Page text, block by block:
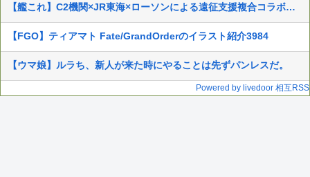
【艦これ】C2機関×JR東海×ローソンによる遠征支援複合コラボ情報公開開始！
【FGO】ティアマト Fate/GrandOrderのイラスト紹介3984
【ウマ娘】ルラち、新人が来た時にやることは先ずパンレスだ。
Powered by livedoor 相互RSS